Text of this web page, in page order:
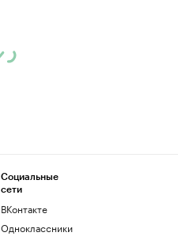
Социальные
сети
ВКонтакте
Одноклассники